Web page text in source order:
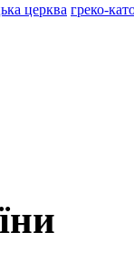
церква греко-